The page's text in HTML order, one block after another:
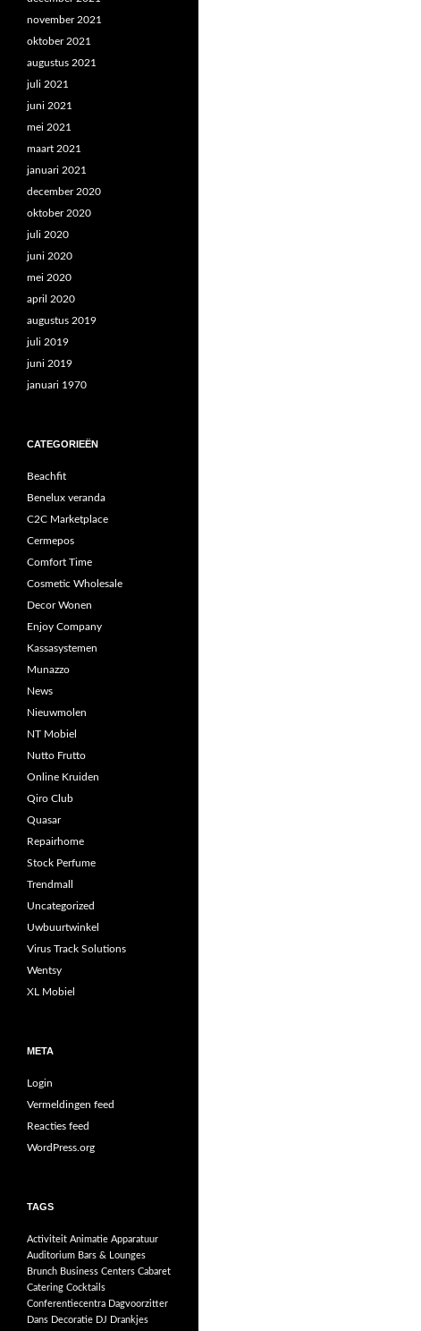
november 2021
oktober 2021
augustus 2021
juli 2021
juni 2021
mei 2021
maart 2021
januari 2021
december 2020
oktober 2020
juli 2020
juni 2020
mei 2020
april 2020
augustus 2019
juli 2019
juni 2019
januari 1970
CATEGORIEËN
Beachfit
Benelux veranda
C2C Marketplace
Cermepos
Comfort Time
Cosmetic Wholesale
Decor Wonen
Enjoy Company
Kassasystemen
Munazzo
News
Nieuwmolen
NT Mobiel
Nutto Frutto
Online Kruiden
Qiro Club
Quasar
Repairhome
Stock Perfume
Trendmall
Uncategorized
Uwbuurtwinkel
Virus Track Solutions
Wentsy
XL Mobiel
META
Login
Vermeldingen feed
Reacties feed
WordPress.org
TAGS
Activiteit Animatie Apparatuur
Auditorium Bars & Lounges
Brunch Business Centers Cabaret
Catering Cocktails
Conferentiecentra Dagvoorzitter
Dans Decoratie DJ Drankjes